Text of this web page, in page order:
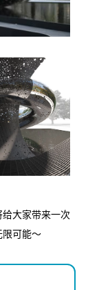
给大家带来一次
限可能～